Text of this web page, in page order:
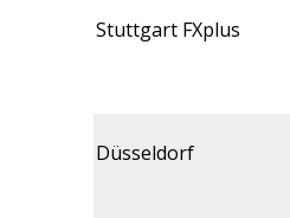
Stuttgart FXplus
Düsseldorf